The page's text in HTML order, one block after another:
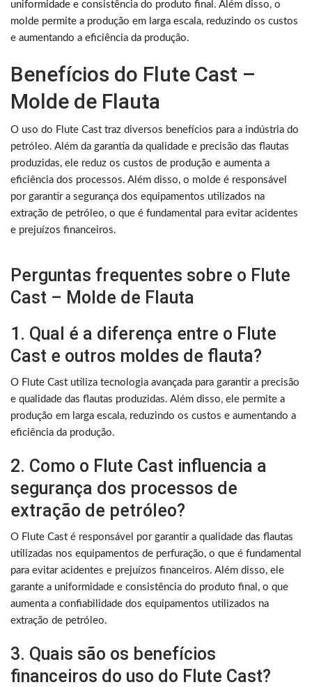
uniformidade e consistência do produto final. Além disso, o
molde permite a produção em larga escala, reduzindo os custos
e aumentando a eficiência da produção.
Benefícios do Flute Cast –
Molde de Flauta
O uso do Flute Cast traz diversos benefícios para a indústria do
petróleo. Além da garantia da qualidade e precisão das flautas
produzidas, ele reduz os custos de produção e aumenta a
eficiência dos processos. Além disso, o molde é responsável
por garantir a segurança dos equipamentos utilizados na
extração de petróleo, o que é fundamental para evitar acidentes
e prejuízos financeiros.
Perguntas frequentes sobre o Flute
Cast – Molde de Flauta
1. Qual é a diferença entre o Flute
Cast e outros moldes de flauta?
O Flute Cast utiliza tecnologia avançada para garantir a precisão
e qualidade das flautas produzidas. Além disso, ele permite a
produção em larga escala, reduzindo os custos e aumentando a
eficiência da produção.
2. Como o Flute Cast influencia a
segurança dos processos de
extração de petróleo?
O Flute Cast é responsável por garantir a qualidade das flautas
utilizadas nos equipamentos de perfuração, o que é fundamental
para evitar acidentes e prejuízos financeiros. Além disso, ele
garante a uniformidade e consistência do produto final, o que
aumenta a confiabilidade dos equipamentos utilizados na
extração de petróleo.
3. Quais são os benefícios
financeiros do uso do Flute Cast?